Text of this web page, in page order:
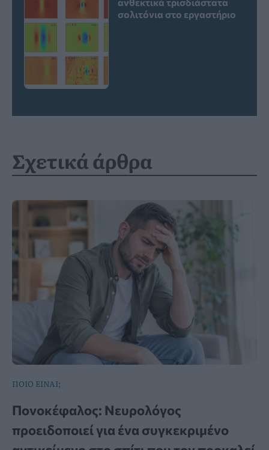
σολιτόνια στο εργαστήριο
Σχετικά άρθρα
ΠΟΙΟ ΕΙΝΑΙ;
Πονοκέφαλος: Νευρολόγος
προειδοποιεί για ένα συγκεκριμένο